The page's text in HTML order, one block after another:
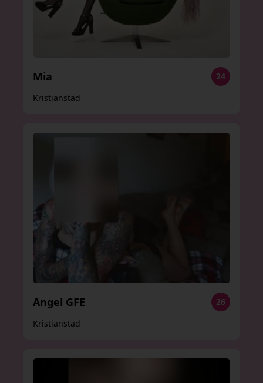
Mia
24
Kristianstad
Angel GFE
26
Kristianstad